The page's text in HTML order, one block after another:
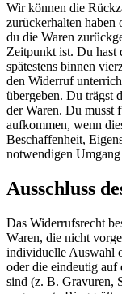
Wir können die
zurückerhalten haben
du die Waren
Zeitpunkt ist. Du hast
spätestens binnen
den Widerruf
übergeben. Du trägst
der Waren. Du musst
aufkommen, wenn
Beschaffenheit,
notwendigen
Ausschluss
Das Widerrufsrecht
Waren, die nicht
individuelle Auswahl
oder die eindeutig auf
sind (z. B. Gravuren,